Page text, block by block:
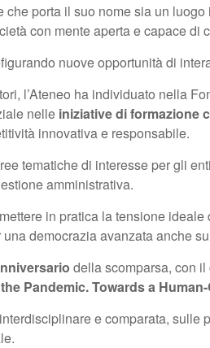
porta il suo nome sia un
con mente aperta e capace di
nuove opportunità di
l’Ateneo ha individuato nella
nelle iniziative di formazione
innovativa e responsabile.
tematiche di interesse per gli
amministrativa.
in pratica la tensione
democrazia avanzata anche
della scomparsa, con il
Pandemic. Towards a
e comparata,